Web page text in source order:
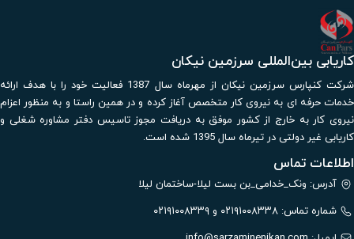
کاریابی بین‌المللی سرزمین نیکان
شرکت کنپارس سرزمین نیکان از مهرماه سال 1387 فعالیت خود را با هدف ارائه
خدمات حرفه ای به نیروی کار متخصص آغاز کرده و در همین راستا و به منظور اعزام
نیروی کار به خارج از کشور موفق به دریافت مجوز تاسیس دفتر مشاوره شغلی و
کاریابی غیر دولتی در تیرماه سال 1395 شده است.
اطلاعات تماس
آدرس: ونک_خدامی_بن بست لیلا-ساختمان لیلا
شماره تماس: ۰۲۱۹۱۰۰۸۳۳۸ و ۰۲۱۹۱۰۰۸۳۳۹